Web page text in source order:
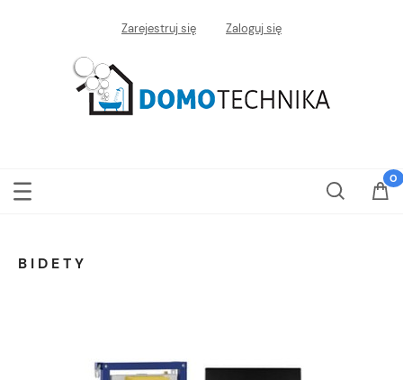
Zarejestruj się Zaloguj się
BIDETY